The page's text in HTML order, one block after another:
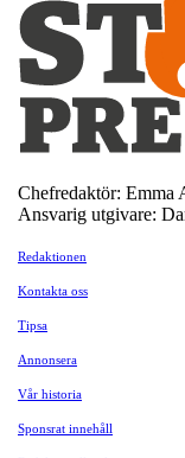
Chefredaktör: Emma
Ansvarig utgivare:
Redaktionen
Kontakta oss
Tipsa
Annonsera
Vår historia
Sponsrat innehåll